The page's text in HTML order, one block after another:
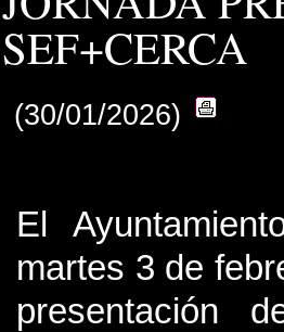
SEF+CERCA
(30/01/2026)
El
martes 3 de
presentación